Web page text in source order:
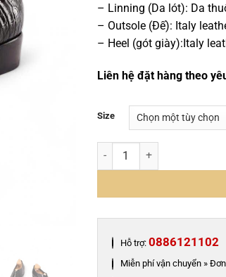
– Linning (Da lót): Da
– Outsole (Đế): Italy
– Heel (gót giày):Italy
Liên hệ đặt hàng theo
Size
Giày loafer lazyman da cá
Hỗ trợ: 0886121102
Miễn phí vận chuyển »